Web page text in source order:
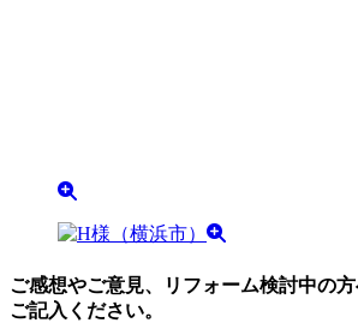
ご感想やご意見、リフォーム検討中の
ご記入ください。